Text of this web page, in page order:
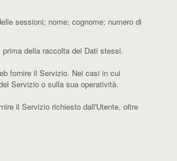
sessioni; nome; cognome; numero di
della raccolta dei Dati stessi.
fornire il Servizio. Nei casi in cui
Servizio o sulla sua operatività.
il Servizio richiesto dall'Utente, oltre